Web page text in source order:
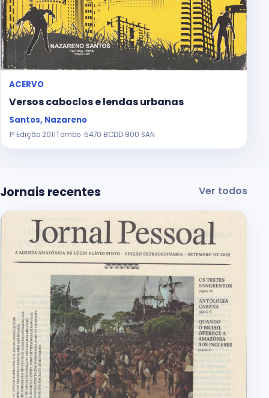
ACERVO
Versos caboclos e lendas urbanas
Santos, Nazareno
1ª Edição 2011Tombo 5470 BCDD 800 SAN
Jornais recentes Ver todos